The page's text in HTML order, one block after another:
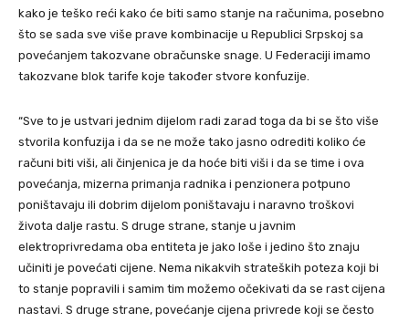
kako je teško reći kako će biti samo stanje na računima, posebno
što se sada sve više prave kombinacije u Republici Srpskoj sa
povećanjem takozvane obračunske snage. U Federaciji imamo
takozvane blok tarife koje također stvore konfuzije.
“Sve to je ustvari jednim dijelom radi zarad toga da bi se što više
stvorila konfuzija i da se ne može tako jasno odrediti koliko će
računi biti viši, ali činjenica je da hoće biti viši i da se time i ova
povećanja, mizerna primanja radnika i penzionera potpuno
poništavaju ili dobrim dijelom poništavaju i naravno troškovi
života dalje rastu. S druge strane, stanje u javnim
elektroprivredama oba entiteta je jako loše i jedino što znaju
učiniti je povećati cijene. Nema nikakvih strateških poteza koji bi
to stanje popravili i samim tim možemo očekivati da se rast cijena
nastavi. S druge strane, povećanje cijena privrede koji se često